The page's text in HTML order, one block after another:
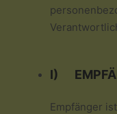
I)
Empfänger